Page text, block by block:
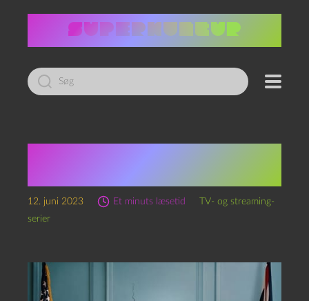
Led
efter:
12. juni 2023 Et minuts læsetid
TV- og streaming-
serier